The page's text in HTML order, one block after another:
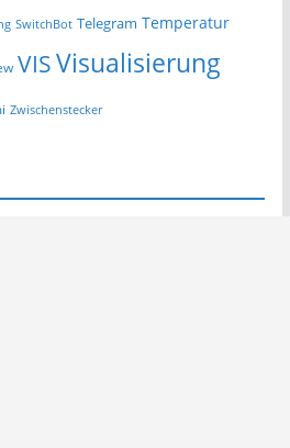
SwitchBot Telegram Temperatur
VISVisualisierung
Zwischenstecker